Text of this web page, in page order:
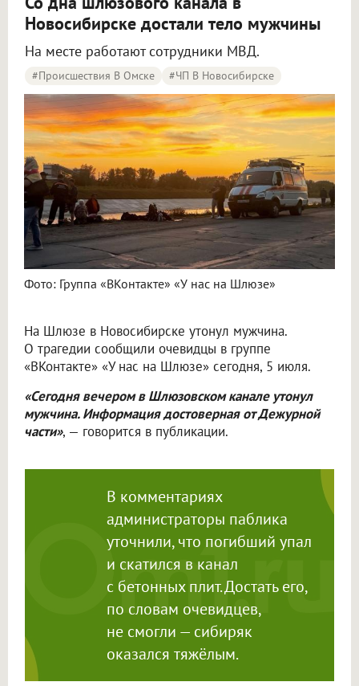
Новосибирске достали тело мужчины
На месте работают сотрудники МВД.
#Происшествия В Омске #ЧП В Новосибирске
Фото: Группа «ВКонтакте» «У нас на Шлюзе»
На Шлюзе в Новосибирске утонул мужчина.
О трагедии сообщили очевидцы в группе
«ВКонтакте» «У нас на Шлюзе» сегодня, 5 июля.
«Сегодня вечером в Шлюзовском канале утонул
мужчина. Информация достоверная от Дежурной
части», — говорится в публикации.
В комментариях
администраторы паблика
уточнили, что погибший упал
и скатился в канал
с бетонных плит. Достать его,
по словам очевидцев,
не смогли — сибиряк
оказался тяжёлым.